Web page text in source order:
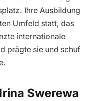
Ihre Ausbildung
Umfeld statt, das
internationale
prägte sie und schuf
Swerewa